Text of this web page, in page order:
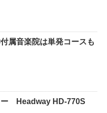
属音楽院は単発コースも
ー Headway HD-770S